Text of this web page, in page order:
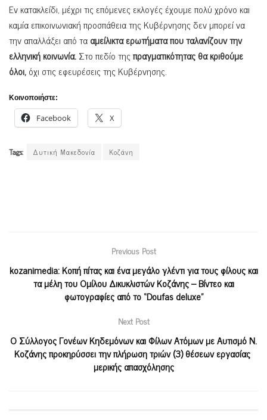
Εν κατακλείδι, μέχρι τις επόμενες εκλογές έχουμε πολύ χρόνο και
καμία επικοινωνιακή προσπάθεια της Κυβέρνησης δεν μπορεί να
την απαλλάξει από τααμείλικτα ερωτήματα που ταλανίζουν την
ελληνική κοινωνία.Στο πεδίο τηςπραγματικότητας θα κριθούμε
όλοι,όχι στις εφευρέσεις της Κυβέρνησης.
Κοινοποιήστε:
Facebook X
Tags: Δυτική Μακεδονία Κοζάνη
Previous Post
kozanimedia: Κοπή πίτας και ένα μεγάλο γλέντι για τους φίλους και
τα μέλη του Ομίλου Δικυκλιστών Κοζάνης – Βίντεο και
φωτογραφίες από το “Doufas deluxe”
Next Post
Ο Σύλλογος Γονέων Κηδεμόνων και Φίλων Ατόμων με Αυτισμό Ν.
Κοζάνης προκηρύσσει την πλήρωση τριών (3) θέσεων εργασίας
μερικής απασχόλησης